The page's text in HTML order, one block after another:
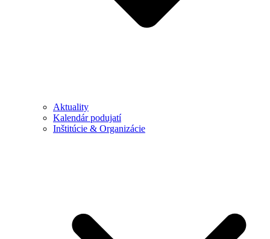
Aktuality
Kalendár podujatí
Inštitúcie & Organizácie